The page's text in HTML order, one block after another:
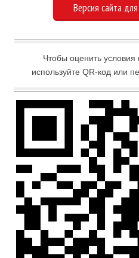
Версия сайта
Чтобы оценить условия
используйте QR-код или